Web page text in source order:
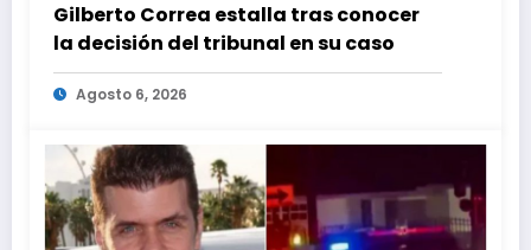
Gilberto Correa estalla tras conocer
la decisión del tribunal en su caso
Agosto 6, 2026